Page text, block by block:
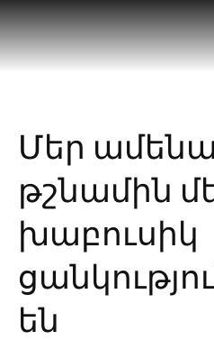
Մեր
թշնամին
խաբուսիկ
են